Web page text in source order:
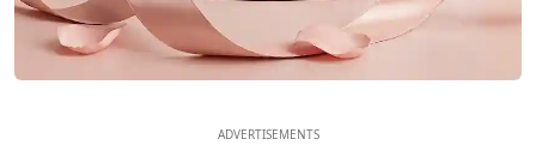
ADVERTISEMENTS